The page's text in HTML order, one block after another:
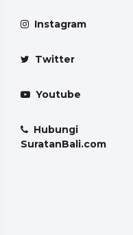
Instagram
Twitter
Youtube
Hubungi
SuratanBali.com